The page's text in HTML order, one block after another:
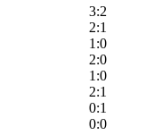
3:2
2:1
1:0
2:0
1:0
2:1
0:1
0:0